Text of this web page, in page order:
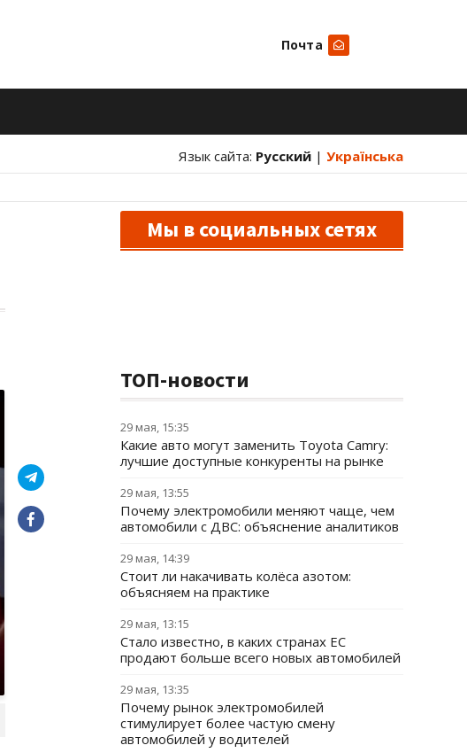
Почта
Язык сайта: Русский | Українська
Мы в социальных сетях
ТОП-новости
29 мая, 15:35
Какие авто могут заменить Toyota Camry:
лучшие доступные конкуренты на рынке
29 мая, 13:55
Почему электромобили меняют чаще, чем
автомобили с ДВС: объяснение аналитиков
29 мая, 14:39
Стоит ли накачивать колёса азотом:
объясняем на практике
29 мая, 13:15
Стало известно, в каких странах ЕС
продают больше всего новых автомобилей
29 мая, 13:35
Почему рынок электромобилей
стимулирует более частую смену
автомобилей у водителей